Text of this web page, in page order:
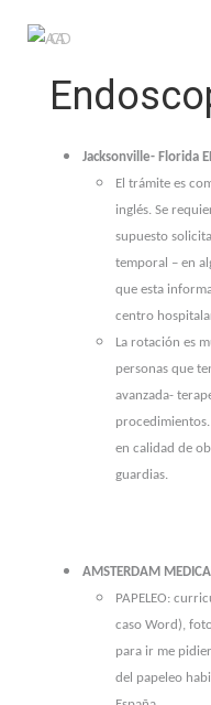
Jacksonville- Florida
El trámite es
inglés. Se
supuesto
temporal – en
que esta
centro
La rotación es
personas que
avanzada-
en calidad de
guardias.
AMSTERDAM
PAPELEO:
caso Word),
para ir me
del papeleo